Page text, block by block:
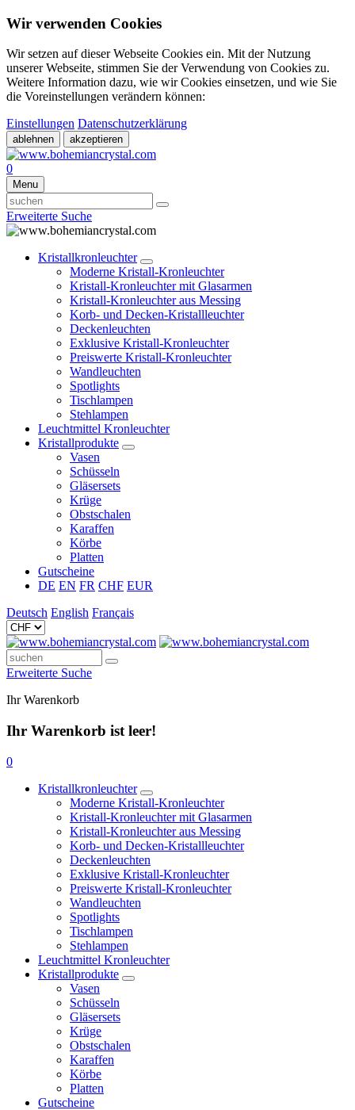
Wir verwenden Cookies
Wir setzen auf dieser Webseite Cookies ein. Mit der Nutzung
unserer Webseite, stimmen Sie der Verwendung von Cookies zu.
Weitere Information dazu, wie wir Cookies einsetzen, und wie Sie
die Voreinstellungen verändern können:
Einstellungen Datenschutzerklärung
ablehnen akzeptieren
0
Menu
Erweiterte Suche
Kristallkronleuchter
Moderne Kristall-Kronleuchter
Kristall-Kronleuchter mit Glasarmen
Kristall-Kronleuchter aus Messing
Korb- und Decken-Kristallleuchter
Deckenleuchten
Exklusive Kristall-Kronleuchter
Preiswerte Kristall-Kronleuchter
Wandleuchten
Spotlights
Tischlampen
Stehlampen
Leuchtmittel Kronleuchter
Kristallprodukte
Vasen
Schüsseln
Gläsersets
Krüge
Obstschalen
Karaffen
Körbe
Platten
Gutscheine
DE EN FR CHF EUR
Deutsch English Français
Erweiterte Suche
Ihr Warenkorb
Ihr Warenkorb ist leer!
0
Kristallkronleuchter
Moderne Kristall-Kronleuchter
Kristall-Kronleuchter mit Glasarmen
Kristall-Kronleuchter aus Messing
Korb- und Decken-Kristallleuchter
Deckenleuchten
Exklusive Kristall-Kronleuchter
Preiswerte Kristall-Kronleuchter
Wandleuchten
Spotlights
Tischlampen
Stehlampen
Leuchtmittel Kronleuchter
Kristallprodukte
Vasen
Schüsseln
Gläsersets
Krüge
Obstschalen
Karaffen
Körbe
Platten
Gutscheine